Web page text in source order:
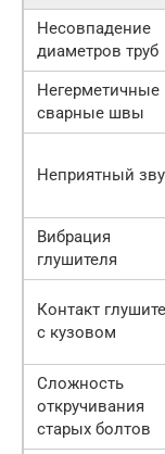
Несовпадение
диаметров труб
Негерметичные
сварные швы
Неприятный
Вибрация
глушителя
Контакт
с кузовом
Сложность
откручивания
старых болтов